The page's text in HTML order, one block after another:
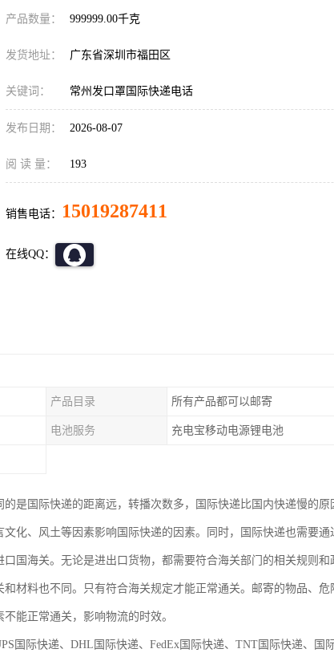
产品数量： 999999.00千克
发货地址： 广东省深圳市福田区
关键词： 常州发口罩国际快递电话
发布日期： 2026-08-07
阅 读 量： 193
销售电话： 15019287411
在线QQ：
产品目录 所有产品都可以邮寄
电池服务 充电宝移动电源锂电池
是国际快递的距离远，转播次数多，国际快递比国内快递慢的原
化、风土等因素影响国际快递的因素。同时，国际快递也需要通
国海关。无论是进出口货物，都需要符合海关部门的相关规则和
材料也不同。只有符合海关规定才能正常通关。邮寄的物品、危
能正常通关，影响物流的时效。
国际快递、DHL国际快递、FedEx国际快递、TNT国际快递、国